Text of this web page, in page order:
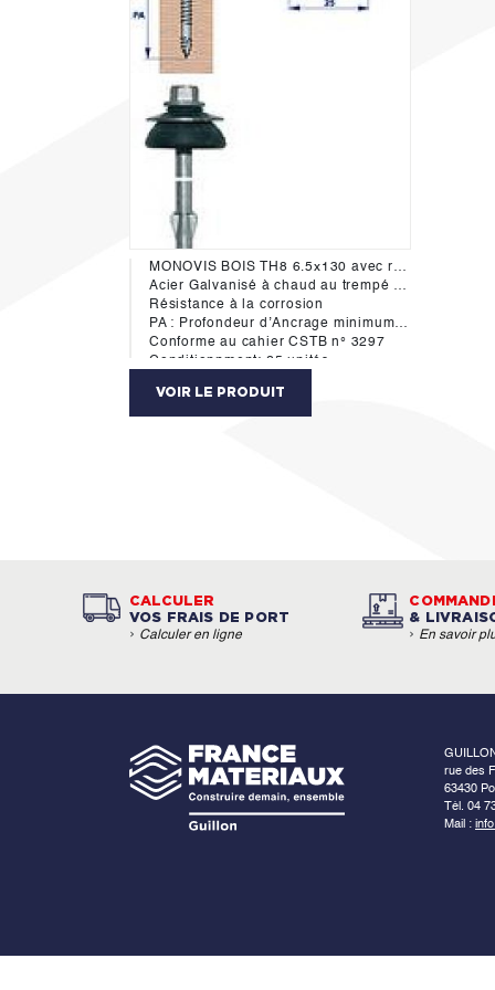
MONOVIS BOIS TH8 6.5x130 avec rondelle dôme diam 22mm, tête hexagonale acier - vis à ailettes spéciale fibres-ciment
Acier Galvanisé à chaud au trempé + rd. Inox Ø 22 / EPDM Ø 25
Résistance à la corrosion
PA : Profondeur d’Ancrage minimum dans le bois 50mm
Conforme au cahier CSTB n° 3297
Conditionnment: 25 unités
VOIR LE PRODUIT
CALCULER
VOS FRAIS DE PORT
› Calculer en ligne
&
› En savoir
rue des
63430
Tél. 04
Mail :